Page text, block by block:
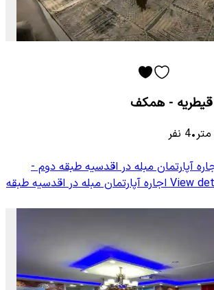
قیطریه - همکف
متر•
4 نفر
آپارتمان مبله در اقدسیه طبقه دوم -
View اجاره آپارتمان مبله در اقدسیه طبقه